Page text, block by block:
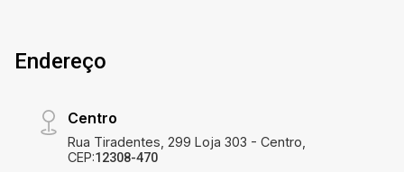
Endereço
Centro
Rua Tiradentes, 299 Loja 303 - Centro,
CEP:12308-470